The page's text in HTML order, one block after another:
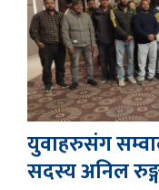
युवाहरुसंग
सदस्य अनिल